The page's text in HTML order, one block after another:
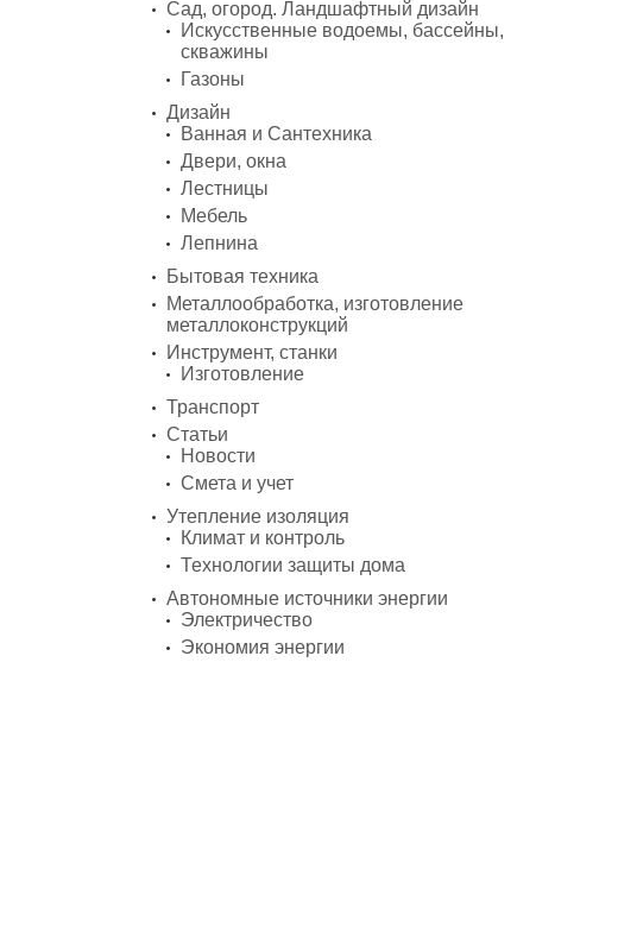
Сад, огород. Ландшафтный дизайн
Искусственные водоемы, бассейны,
скважины
Газоны
Дизайн
Ванная и Сантехника
Двери, окна
Лестницы
Мебель
Лепнина
Бытовая техника
Металлообработка, изготовление
металлоконструкций
Инструмент, станки
Изготовление
Транспорт
Статьи
Новости
Смета и учет
Утепление изоляция
Климат и контроль
Технологии защиты дома
Автономные источники энергии
Электричество
Экономия энергии